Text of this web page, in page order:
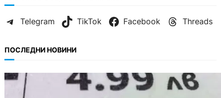
Telegram TikTok Facebook Threads
ПОСЛЕДНИ НОВИНИ
БЪЛГАРИЯ
Левът изчезва от етикетите: Търговците